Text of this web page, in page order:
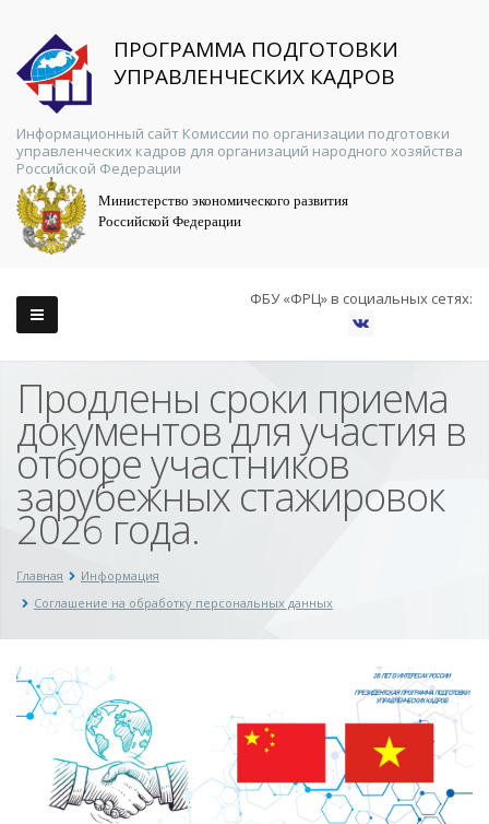
ПРОГРАММА ПОДГОТОВКИ
УПРАВЛЕНЧЕСКИХ КАДРОВ
Информационный сайт Комиссии по организации подготовки
управленческих кадров для организаций народного хозяйства
Российской Федерации
Министерство экономического развития
Российской Федерации
ФБУ «ФРЦ» в социальных сетях:
Продлены сроки приема
документов для участия в
отборе участников
зарубежных стажировок
2026 года.
Главная
Информация
Соглашение на обработку персональных данных